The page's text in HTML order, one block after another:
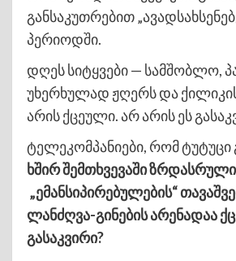
განსაკუთრებით
პერიოდში.
დღეს სიტყვები — სამშობლო,
უხერხულად ჟღერს და
არის ქცეული. არ არის ეს
ტელეკომპანიები, რომ ტუტუცი
ხშირ შემთხვევაში ზრდასრული
„ემანსიპირებულების“
ლანძღვა-გინების არენადაა
გასაკვირი?